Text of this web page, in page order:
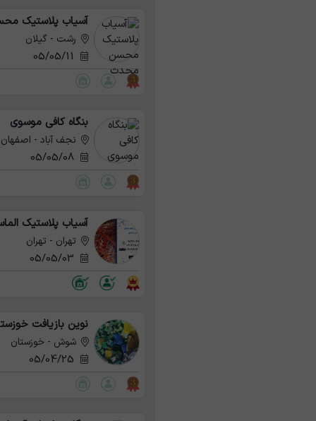
آسیاب پلاستیک
رشت - گیلان
بنگاه کافی موسوی
نجف آباد - اصفهان
آسیاب پلاستیک
تهران - تهران
نوین بازیافت
شوش - خوزستان